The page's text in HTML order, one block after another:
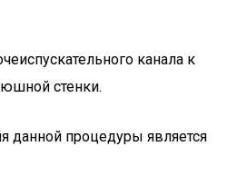
канала к
стенки.
данной процедуры является